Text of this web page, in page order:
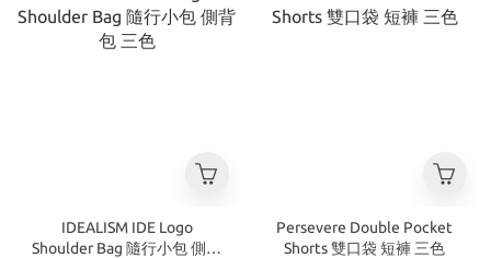
IDEALISM IDE Logo
Shoulder Bag 隨行小包 側背
Persevere Double Pocket
Shorts 雙口袋 短褲 三色